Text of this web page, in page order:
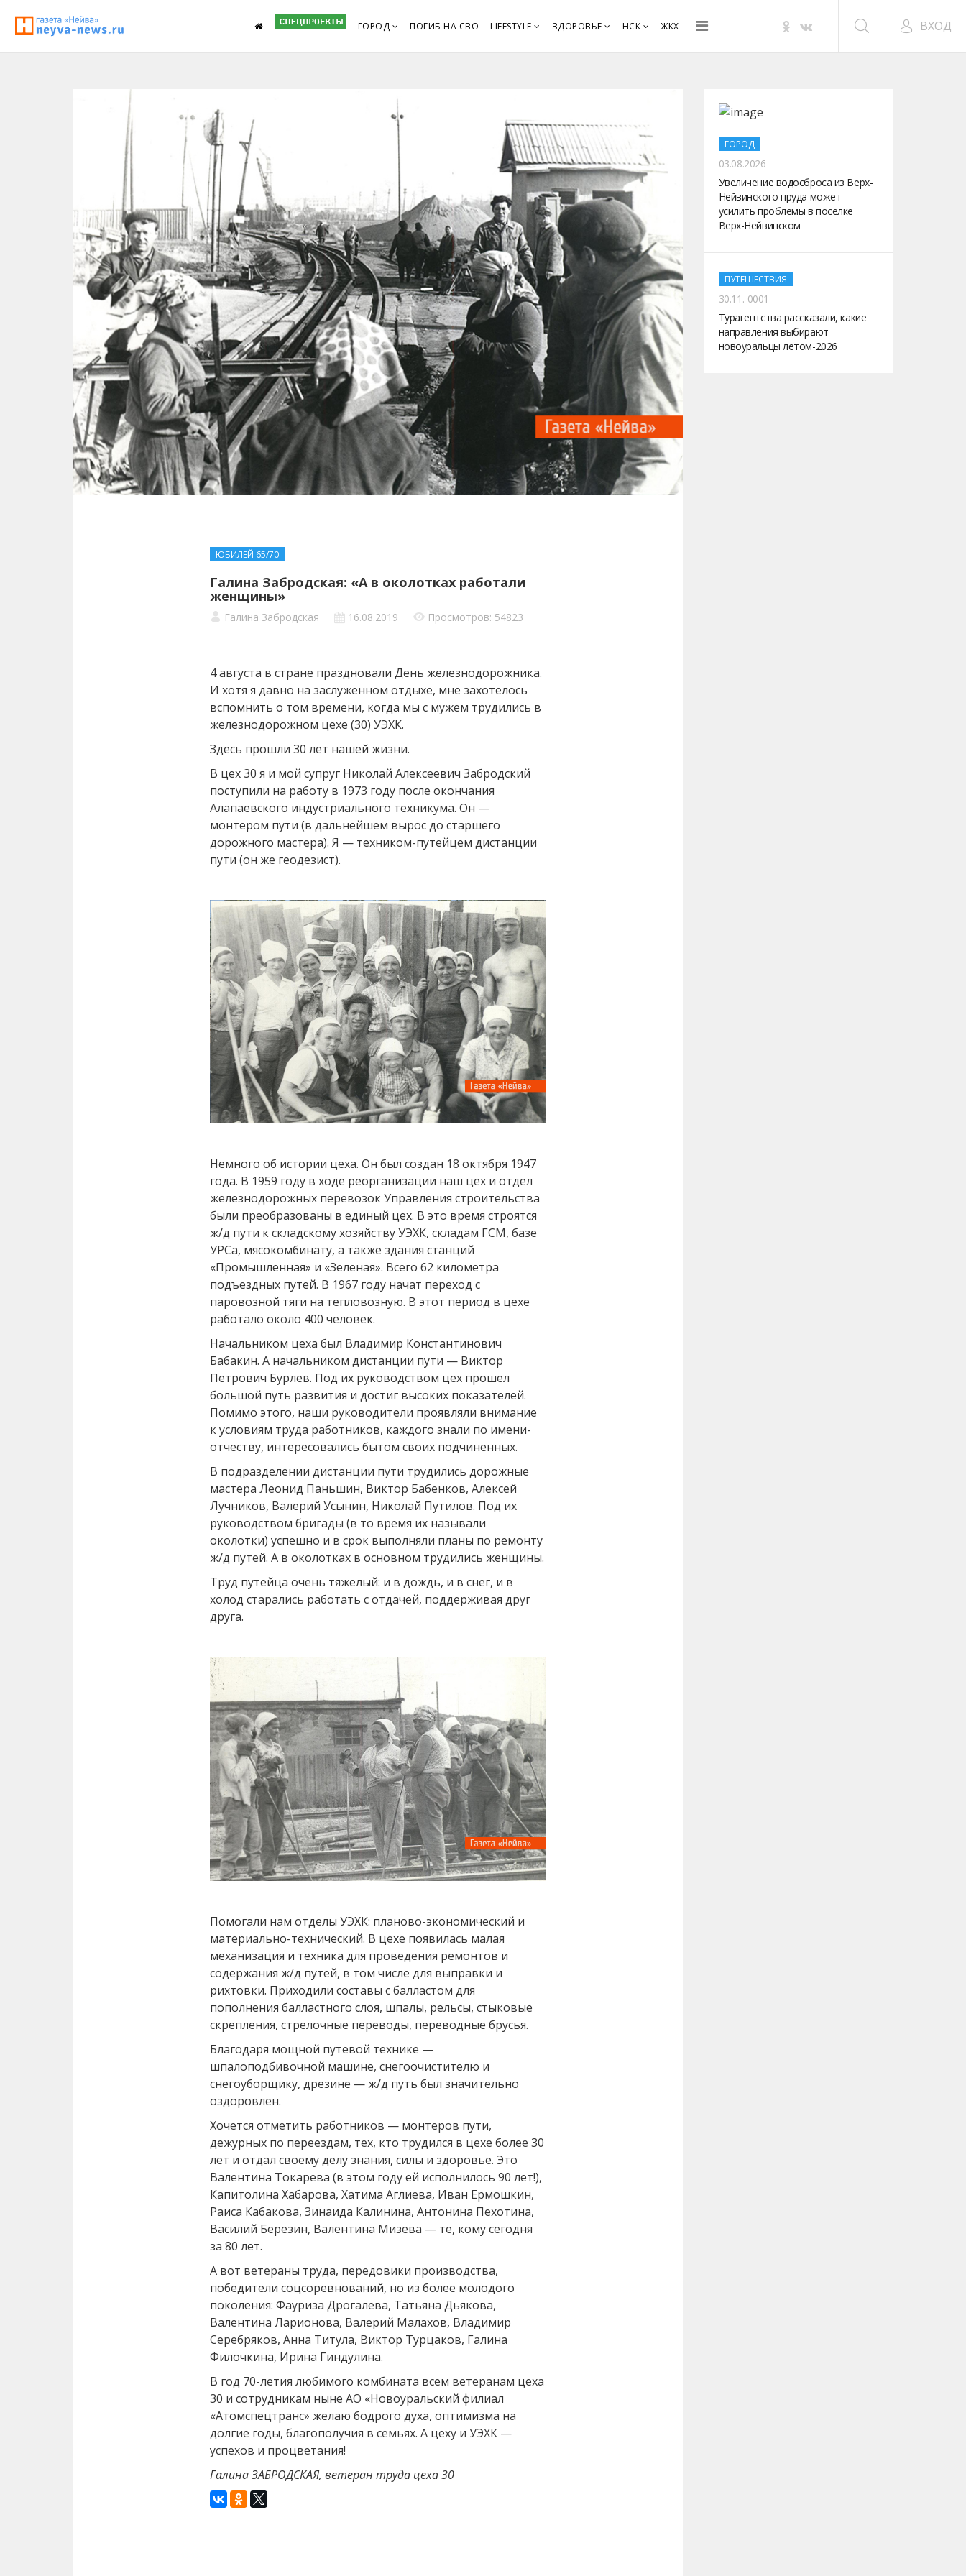
ГОРОД ПОГИБ НА СВО LIFESTYLE ЗДОРОВЬЕ НСК ЖКХ ВХОД
ЮБИЛЕЙ 65/70
Галина Забродская: «А в околотках работали
женщины»
Галина Забродская 16.08.2019 Просмотров: 54823
4 августа в стране праздновали День железнодорожника.
И хотя я давно на заслуженном отдыхе, мне захотелось
вспомнить о том времени, когда мы с мужем трудились в
железнодорожном цехе (30) УЭХК.
Здесь прошли 30 лет нашей жизни.
В цех 30 я и мой супруг Николай Алексеевич Забродский
поступили на работу в 1973 году после окончания
Алапаевского индустриального техникума. Он —
монтером пути (в дальнейшем вырос до старшего
дорожного мастера). Я — техником-путейцем дистанции
пути (он же геодезист).
Немного об истории цеха. Он был создан 18 октября 1947
года. В 1959 году в ходе реорганизации наш цех и отдел
железнодорожных перевозок Управления строительства
были преобразованы в единый цех. В это время строятся
ж/д пути к складскому хозяйству УЭХК, складам ГСМ, базе
УРСа, мясокомбинату, а также здания станций
«Промышленная» и «Зеленая». Всего 62 километра
подъездных путей. В 1967 году начат переход с
паровозной тяги на тепловозную. В этот период в цехе
работало около 400 человек.
Начальником цеха был Владимир Константинович
Бабакин. А начальником дистанции пути — Виктор
Петрович Бурлев. Под их руководством цех прошел
большой путь развития и достиг высоких показателей.
Помимо этого, наши руководители проявляли внимание
к условиям труда работников, каждого знали по имени-
отчеству, интересовались бытом своих подчиненных.
В подразделении дистанции пути трудились дорожные
мастера Леонид Паньшин, Виктор Бабенков, Алексей
Лучников, Валерий Усынин, Николай Путилов. Под их
руководством бригады (в то время их называли
околотки) успешно и в срок выполняли планы по ремонту
ж/д путей. А в околотках в основном трудились женщины.
Труд путейца очень тяжелый: и в дождь, и в снег, и в
холод старались работать с отдачей, поддерживая друг
друга.
Помогали нам отделы УЭХК: планово-экономический и
материально-технический. В цехе появилась малая
механизация и техника для проведения ремонтов и
содержания ж/д путей, в том числе для выправки и
рихтовки. Приходили составы с балластом для
пополнения балластного слоя, шпалы, рельсы, стыковые
скрепления, стрелочные переводы, переводные брусья.
Благодаря мощной путевой технике —
шпалоподбивочной машине, снегоочистителю и
снегоуборщику, дрезине — ж/д путь был значительно
оздоровлен.
Хочется отметить работников — монтеров пути,
дежурных по переездам, тех, кто трудился в цехе более 30
лет и отдал своему делу знания, силы и здоровье. Это
Валентина Токарева (в этом году ей исполнилось 90 лет!),
Капитолина Хабарова, Хатима Аглиева, Иван Ермошкин,
Раиса Кабакова, Зинаида Калинина, Антонина Пехотина,
Василий Березин, Валентина Мизева — те, кому сегодня
за 80 лет.
А вот ветераны труда, передовики производства,
победители соцсоревнований, но из более молодого
поколения: Фауриза Дрогалева, Татьяна Дьякова,
Валентина Ларионова, Валерий Малахов, Владимир
Серебряков, Анна Титула, Виктор Турцаков, Галина
Филочкина, Ирина Гиндулина.
В год 70-летия любимого комбината всем ветеранам цеха
30 и сотрудникам ныне АО «Новоуральский филиал
«Атомспецтранс» желаю бодрого духа, оптимизма на
долгие годы, благополучия в семьях. А цеху и УЭХК —
успехов и процветания!
Галина ЗАБРОДСКАЯ, ветеран труда цеха 30
ГОРОД
03.08.2026
Увеличение водосброса из Верх-
Нейвинского пруда может
усилить проблемы в посёлке
Верх-Нейвинском
ПУТЕШЕСТВИЯ
30.11.-0001
Турагентства рассказали, какие
направления выбирают
новоуральцы летом-2026